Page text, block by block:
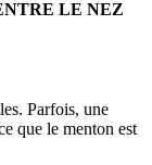
LE NEZ
Parfois, une
que le menton est